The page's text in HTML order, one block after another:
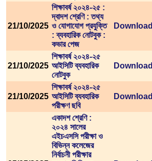
21/10/2025
শিক্ষাবর্ষ ২০২৪-২৫ :
দ্বাদশ শ্রেণি : তথ্য
ও যোগাযোগ প্রযুক্তি
: ব্যবহারিক নোটবুক :
কভার পেজ
Download
21/10/2025
শিক্ষাবর্ষ ২০২৪-২৫
আইসিটি ব্যবহারিক
নোটবুক
Download
21/10/2025
শিক্ষাবর্ষ ২০২৪-২৫
আইসিটি ব্যবহারিক
পরীক্ষণ ছবি
Download
একাদশ শ্রেণি :
২০২৪ সালের
এইচএসসি পরীক্ষা ও
বিভিন্ন কলেজের
নির্বাচনী পরীক্ষার